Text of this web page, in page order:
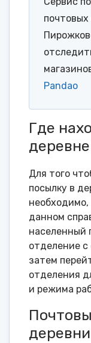
Pandao
Где
Для того
посылку в
необходимо,
данном
населенный
отделение
затем
отделения
и режима